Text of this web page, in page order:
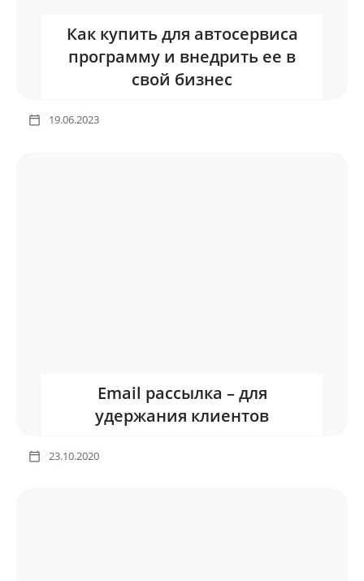
Как купить для автосервиса
программу и внедрить ее в
свой бизнес
19.06.2023
Email рассылка – для
удержания клиентов
23.10.2020